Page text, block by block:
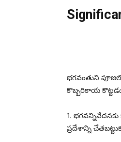
భగవంతుని
కొబ్బరికాయ
1.
ప్రదేశాన్ని